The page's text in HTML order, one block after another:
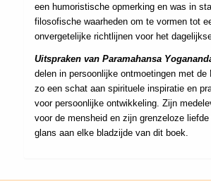
een humoristische opmerking en was in
filosofische waarheden om te vormen tot
onvergetelijke richtlijnen voor het
Uitspraken van Paramahansa
delen in persoonlijke ontmoetingen met de
zo een schat aan spirituele inspiratie en
voor persoonlijke ontwikkeling. Zijn
voor de mensheid en zijn grenzeloze
glans aan elke bladzijde van dit boek.